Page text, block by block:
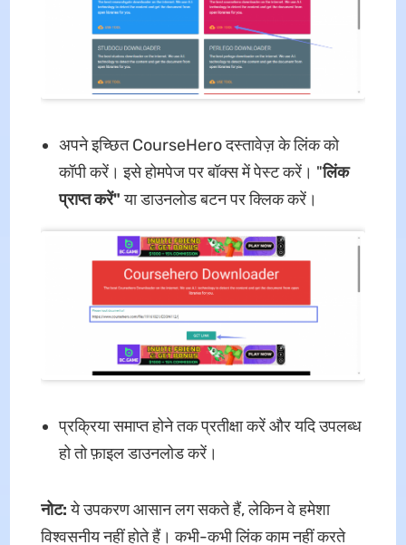
अपने इच्छित CourseHero दस्तावेज़ के लिंक को
कॉपी करें। इसे होमपेज पर बॉक्स में पेस्ट करें। "लिंक
प्राप्त करें"या डाउनलोड बटन पर क्लिक करें।
प्रक्रिया समाप्त होने तक प्रतीक्षा करें और यदि उपलब्ध
हो तो फ़ाइल डाउनलोड करें।
नोट:ये उपकरण आसान लग सकते हैं, लेकिन वे हमेशा
विश्वसनीय नहीं होते हैं। कभी-कभी लिंक काम नहीं करते